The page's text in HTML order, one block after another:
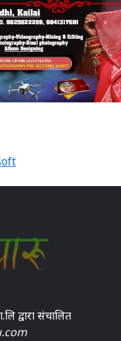
द्वारा संचालित